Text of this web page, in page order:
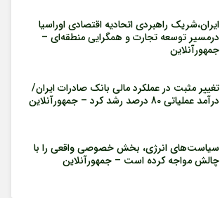
ایران،شریک راهبردی اتحادیه اقتصادی اوراسیا
درمسیر توسعه تجارت و همگرایی منطقه‌ای –
جمهورآنلاین
تغییر مثبت در عملکرد مالی بانک صادرات ایران/
درآمد عملیاتی 80 درصد رشد کرد – جمهورآنلاین
سیاست‌های انرژی، بخش خصوصی واقعی را با
چالش مواجه کرده است – جمهورآنلاین